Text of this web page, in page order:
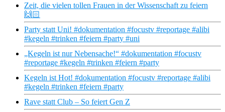
Zeit, die vielen tollen Frauen in der Wissenschaft zu feiern
🙌🏻
Party statt Uni! #dokumentation #focustv #reportage #alibi
#kegeln #trinken #feiern #party #uni
„Kegeln ist nur Nebensache!“ #dokumentation #focustv
#reportage #kegeln #trinken #feiern #party
Kegeln ist Hot! #dokumentation #focustv #reportage #alibi
#kegeln #trinken #feiern #party
Rave statt Club – So feiert Gen Z